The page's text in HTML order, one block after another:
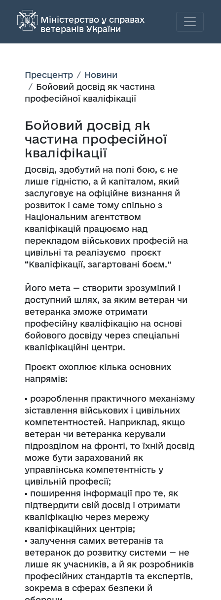
Міністерство у справах
ветеранів України
Пресцентр
Новини
Бойовий досвід як частина
професійної кваліфікації
Бойовий досвід як
частина професійної
кваліфікації
Досвід, здобутий на полі бою, є не
лише гідністю, а й капіталом, який
заслуговує на офіційне визнання й
розвиток і саме тому спільно з
Національним агентством
кваліфікацій працюємо над
перекладом військових професій на
цивільні та реалізуємо проєкт
“Кваліфікації, загартовані боєм.”
Його мета — створити зрозумілий і
доступний шлях, за яким ветеран чи
ветеранка зможе отримати
професійну кваліфікацію на основі
бойового досвіду через спеціальні
кваліфікаційні центри.
Проєкт охоплює кілька основних
напрямів:
▪️ розроблення практичного механізму
зіставлення військових і цивільних
компетентностей. Наприклад, якщо
ветеран чи ветеранка керували
підрозділом на фронті, то їхній досвід
може бути зарахований як
управлінська компетентність у
цивільній професії;
▪️ поширення інформації про те, як
підтвердити свій досвід і отримати
кваліфікацію через мережу
кваліфікаційних центрів;
▪️ залучення самих ветеранів та
ветеранок до розвитку системи — не
лише як учасників, а й як розробників
професійних стандартів та експертів,
зокрема в сферах безпеки й